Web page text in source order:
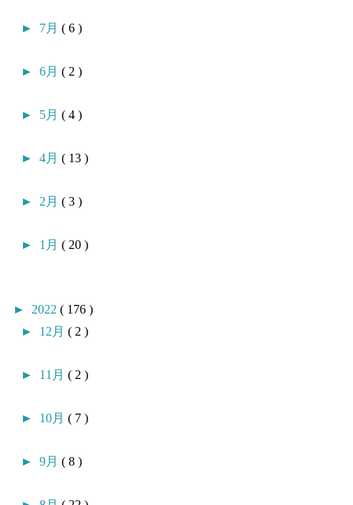
► 7月 ( 6 )
► 6月 ( 2 )
► 5月 ( 4 )
► 4月 ( 13 )
► 2月 ( 3 )
► 1月 ( 20 )
► 2022 ( 176 )
► 12月 ( 2 )
► 11月 ( 2 )
► 10月 ( 7 )
► 9月 ( 8 )